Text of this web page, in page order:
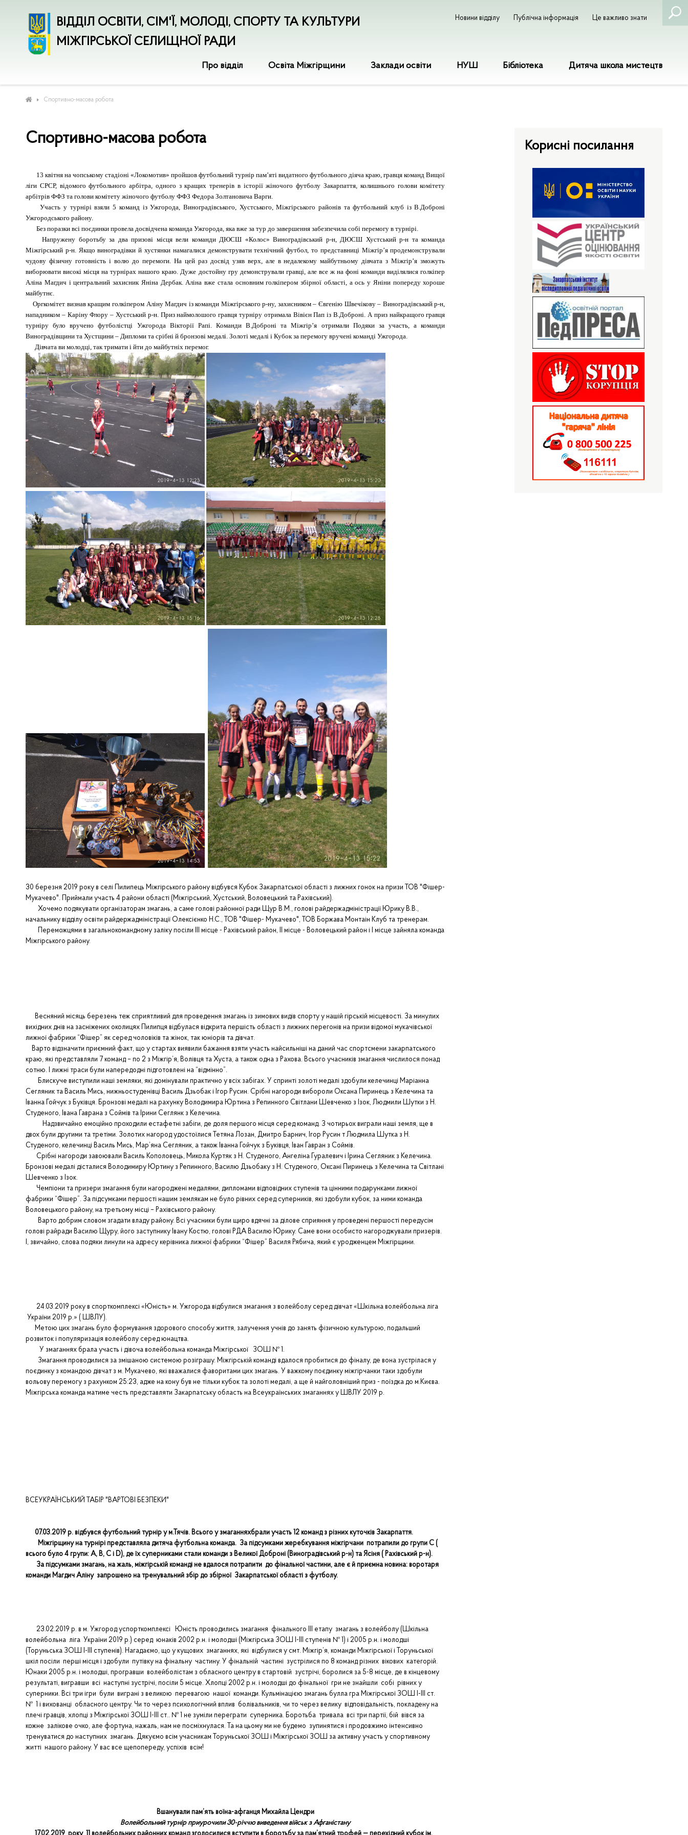
ВІДДІЛ ОСВІТИ, СІМ'Ї, МОЛОДІ, СПОРТУ ТА КУЛЬТУРИ
МІЖГІРСЬКОЇ СЕЛИЩНОЇ РАДИ
Новини відділу Публічна інформація Це важливо знати
Про відділ Освіта Міжгірщини Заклади освіти НУШ Бібліотека Дитяча школа мистецтв
Спортивно-масова робота
Спортивно-масова робота
13 квітня на чопському стадіоні «Локомотив» пройшов футбольний турнір пам’яті видатного футбольного діяча краю, гравця команд Вищої
ліги СРСР, відомого футбольного арбітра, одного з кращих тренерів в історії жіночого футболу Закарпаття, колишнього голови комітету
арбітрів ФФЗ та голови комітету жіночого футболу ФФЗ Федора Золтановича Варги.
Участь у турнірі взяли 5 команд із Ужгорода, Виноградівського, Хустського, Міжгірського районів та футбольний клуб із В.Доброні
Ужгородського району.
Без поразки всі поєдинки провела досвідчена команда Ужгорода, яка вже за тур до завершення забезпечила собі перемогу в турнірі.
Напружену боротьбу за два призові місця вели команди ДЮСШ «Колос» Виноградівський р-н, ДЮСШ Хустський р-н та команда
Міжгірський р-н. Якщо виноградівки й хустянки намагалися демонструвати технічний футбол, то представниці Міжгір’я продемонстрували
чудову фізичну готовність і волю до перемоги. На цей раз досвід узяв верх, але в недалекому майбутньому дівчата з Міжгір’я зможуть
виборювати високі місця на турнірах нашого краю. Дуже достойну гру демонстрували гравці, але все ж на фоні команди виділялися голкіпер
Аліна Магдич і центральний захисник Яніна Дербак. Аліна вже стала основним голкіпером збірної області, а ось у Яніни попереду хороше
майбутнє.
Оргкомітет визнав кращим голкіпером Аліну Магдич із команди Міжгірського р-ну, захисником – Євгенію Швечікову – Виноградівський р-н,
нападником – Каріну Флору – Хустський р-н. Приз наймолошого гравця турніру отримала Вівієн Пап із В.Доброні. А приз найкращого гравця
турніру було вручено футболістці Ужгорода Вікторії Рапі. Команди В.Доброні та Міжгір’я отримали Подяки за участь, а команди
Виноградівщини та Хустщини – Дипломи та срібні й бронзові медалі. Золоті медалі і Кубок за перемогу вручені команді Ужгорода.
Дівчата ви молодці, так тримати і йти до майбутніх перемог.
30 березня 2019 року в селі Пилипець Міжгірського району відбувся Кубок Закарпатської області з лижних гонок на призи ТОВ "Фішер-
Мукачево". Приймали участь 4 райони області (Міжгірський, Хустський, Воловецький та Рахівський).
Хочемо подякувати організаторам змагань, а саме голові районної ради Щур В.М., голові райдержадміністрації Юрику В.В.,
начальнику відділу освіти райдержадміністрації Олексієнко Н.С., ТОВ "Фішер- Мукачево", ТОВ Боржава Монтаін Клуб та тренерам.
Переможцями в загальнокомандному заліку посіли ІІІ місце - Рахівський район, ІІ місце - Воловецький район і І місце зайняла команда
Міжгірського району.
Весняний місяць березень теж сприятливий для проведення змагань із зимових видів спорту у нашій гірській місцевості. За минулих
вихідних днів на засніжених околицях Пилипця відбулася відкрита першість області з лижних перегонів на призи відомої мукачівської
лижної фабрики “Фішер” як серед чоловіків та жінок, так юніорів та дівчат.
Варто відзначити приємний факт, що у стартах виявили бажання взяти участь найсильніші на даний час спортсмени закарпатського
краю, які представляли 7 команд – по 2 з Міжгір’я, Волівця та Хуста, а також одна з Рахова. Всього учасників змагання числилося понад
сотню. І лижні траси були напередодні підготовлені на “відмінно”.
Блискуче виступили наші земляки, які домінували практично у всіх забігах. У спринті золоті медалі здобули келечинці Маріанна
Сегляник та Василь Мись, нижньостуденівці Василь Дзьобак і Ігор Русин. Срібні нагороди вибороли Оксана Пиринець з Келечина та
Іванна Гойчук з Буківця. Бронзові медалі на рахунку Володимира Юртина з Репинного Світлани Шевченко з Ізок, Людмили Шутки з Н.
Студеного, Івана Гаврана з Соймів та Ірини Сеглянк з Келечина.
Надзвичайно емоційно проходили естафетні забіги, де доля першого місця серед команд. З чотирьох виграли наші земля, ще в
двох були другими та третіми. Золотих нагород удостоїлися Тетяна Лозан, Дмитро Барнич, Ігор Русин т Людмила Шутка з Н.
Студеного, келечинці Василь Мись, Мар’яна Сегляник, а також Іванна Гойчук з Буківця, Іван Гавран з Соймів.
Срібні нагороди завоювали Василь Кополовець, Микола Куртяк з Н. Студеного, Ангеліна Гуралевич і Ірина Сегляник з Келечина.
Бронзові медалі дісталися Володимиру Юртину з Репинного, Василю Дзьобаку з Н. Студеного, Оксані Пиринець з Келечина та Світлані
Шевченко з Ізок.
Чемпіони та призери змагання були нагороджені медалями, дипломами відповідних ступенів та цінними подарунками лижної
фабрики “Фішер”. За підсумками першості нашим землякам не було рівних серед суперників, які здобули кубок, за ними команда
Воловецького району, на третьому місці – Рахівського району.
Варто добрим словом згадати владу району. Всі учасники були щиро вдячні за ділове сприяння у проведені першості передусім
голові райради Василю Щуру, його заступнику Івану Костю, голові РДА Василю Юрику. Саме вони особисто нагороджували призерів.
І, звичайно, слова подяки линули на адресу керівника лижної фабрики “Фішер” Василя Рябича, який є уродженцем Міжгірщини.
24.03.2019 року в спорткомплексі «Юність» м. Ужгорода відбулися змагання з волейболу серед дівчат «Шкільна волейбольна ліга
України 2019 р.» ( ШВЛУ).
Метою цих змагань було формування здорового способу життя, залучення учнів до занять фізичною культурою, подальший
розвиток і популяризація волейболу серед юнацтва.
У змаганнях брала участь і дівоча волейбольна команда Міжгірської ЗОШ № 1.
Змагання проводилися за змішаною системою розіграшу. Міжгірській команді вдалося пробитися до фіналу, де вона зустрілася у
поєдинку з командою дівчат з м. Мукачево, які вважалися фаворитами цих змагань. У важкому поєдинку міжгірчанки таки здобули
вольову перемогу з рахунком 25:23, адже на кону був не тільки кубок та золоті медалі, а ще й найголовніший приз - поїздка до м.Києва.
Міжгірська команда матиме честь представляти Закарпатську область на Всеукраїнських змаганнях у ШВЛУ 2019 р.
ВСЕУКРАЇНСЬКИЙ ТАБІР "ВАРТОВІ БЕЗПЕКИ"
07.03.2019 р. відбувся футбольний турнір у м.Тячів. Всього у змаганняхбрали участь 12 команд з різних куточків Закарпаття.
Міжгірщину на турнірі представляла дитяча футбольна команда. За підсумками жеребкування міжгірчани потрапили до групи С (
всього було 4 групи: A, B, C і D), де їх суперниками стали команди з Великої Доброні (Виноградівський р-н) та Ясіня ( Рахівський р-н).
За підсумками змагань, на жаль, міжгірській команді не вдалося потрапити до фінальної частини, але є й приємна новина: воротаря
команди Магдич Аліну запрошено на тренувальний збір до збірної Закарпатської області з футболу.
23.02.2019 р. в м. Ужгород успорткомплексі Юність проводились змагання фінального ІІІ етапу змагань з волейболу (Шкільна
волейбольна ліга України 2019 р.) серед юнаків 2002 р.н. і молодші (Міжгірська ЗОШ І-ІІІ ступенів № 1) і 2005 р.н. і молодші
(Торуньська ЗОШ І-ІІІ ступенів). Нагадаємо, що у кущових змаганнях, які відбулися у смт. Міжгір’я, команди Міжгірської і Торуньської
шкіл посіли перші місця і здобули путівку на фінальну частину. У фінальній частині зустрілися по 8 команд різних вікових категорій.
Юнаки 2005 р.н. і молодші, програвши волейболістам з обласного центру в стартовій зустрічі, боролися за 5-8 місце, де в кінцевому
результаті, вигравши всі наступні зустрічі, посіли 5 місце. Хлопці 2002 р.н. і молодші до фінальної гри не знайшли собі рівних у
суперники. Всі три ігри були виграні з великою перевагою нашої команди. Кульмінацією змагань булла гра Міжгірської ЗОШ І-ІІІ ст.
№ 1 і вихованці обласного центру. Чи то через психологічний вплив болівальників, чи то через велику відповідальність, покладену на
плечі гравців, хлопці з Міжгірської ЗОШ І-ІІІ ст.. № 1 не зуміли переграти суперника. Боротьба тривала всі три партії, бій вівся за
кожне залікове очко, але фортуна, нажаль, нам не посміхнулася. Та на цьому ми не будемо зупинятися і продовжимо інтенсивно
тренуватися до наступних змагань. Дякуємо всім учасникам Торуньської ЗОШ і Міжгірської ЗОШ за активну участь у спортивному
житті нашого району. У вас все щепопереду, успіхів всім!
Вшанували пам’ять воїна-афганця Михайла Цендри
Волейбольний турнір приурочили 30-річчю виведення військ з Афганістану
Корисні посилання